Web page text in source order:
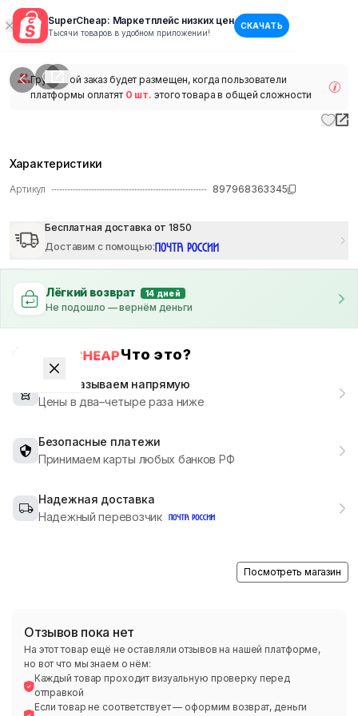
SuperCheap: Маркетплейс низких цен
Тысячи товаров в удобном приложении!
СКАЧАТЬ
1/
Групповой заказ будет размещен, когда пользователи
платформы оплатят 0 шт. этого товара в общей сложности
Характеристики
Артикул 897968363345
Бесплатная доставка от 1850
Доставим с помощью:
Лёгкий возврат 14 дней
Не подошло — вернём деньги
Что это?
Мы заказываем напрямую
Цены в два–четыре раза ниже
Безопасные платежи
Принимаем карты любых банков РФ
Надежная доставка
Надежный перевозчик
Посмотреть магазин
Отзывов пока нет
На этот товар ещё не оставляли отзывов на нашей платформе,
но вот что мы знаем о нём:
Каждый товар проходит визуальную проверку перед
отправкой
Если товар не соответствует — оформим возврат, деньги